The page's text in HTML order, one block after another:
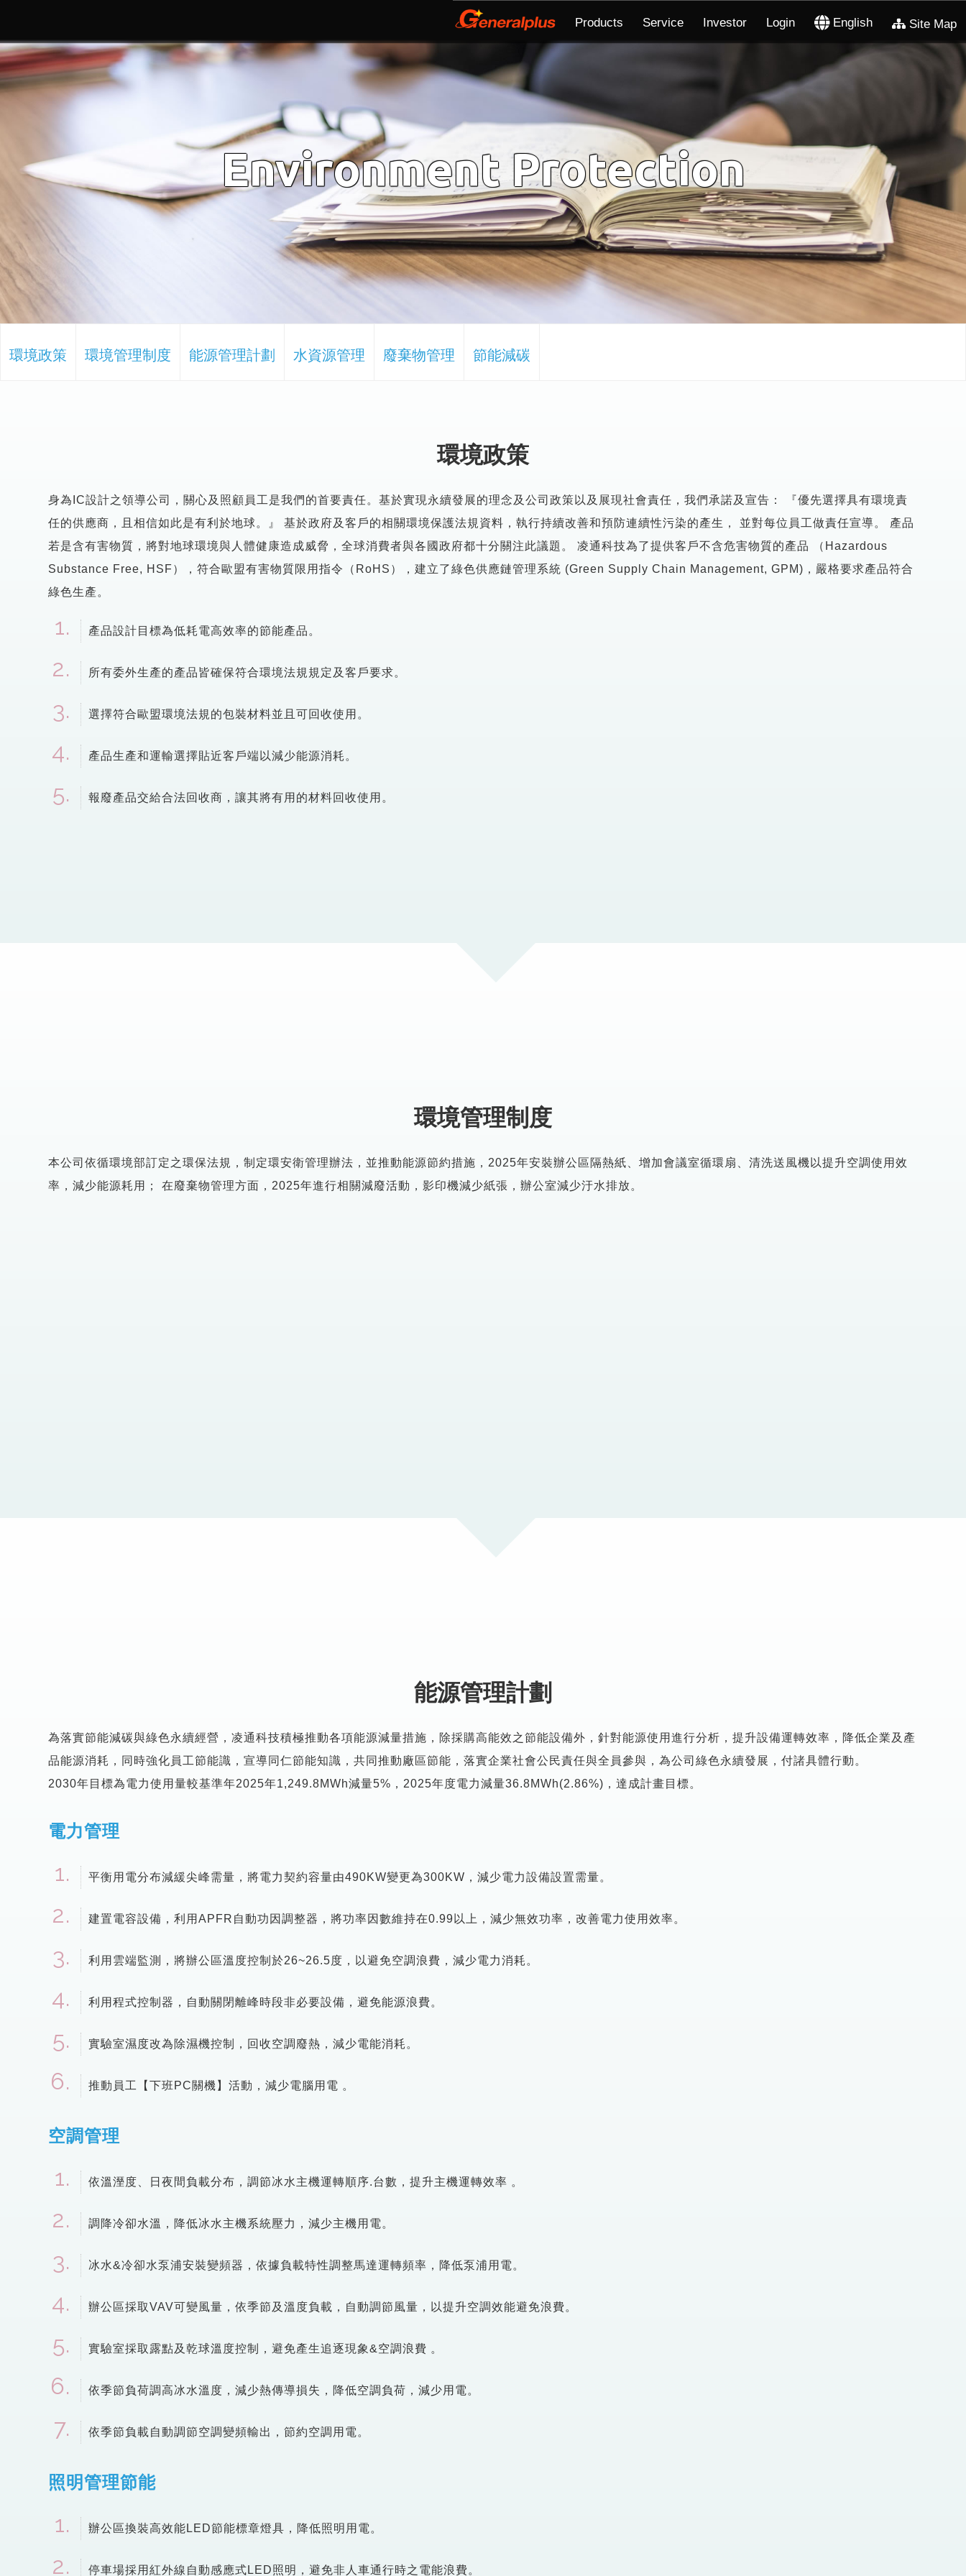
Products Service Investor Login English Site Map
Environment Protection
環境政策 環境管理制度 能源管理計劃 水資源管理 廢棄物管理 節能減碳
環境政策
身為IC設計之領導公司，關心及照顧員工是我們的首要責任。基於實現永續發展的理念及公司政策以及展現社會責任，我們承諾及宣告： 『優先選擇具有環境責
任的供應商，且相信如此是有利於地球。』 基於政府及客戶的相關環境保護法規資料，執行持續改善和預防連續性污染的產生， 並對每位員工做責任宣導。 產品
若是含有害物質，將對地球環境與人體健康造成威脅，全球消費者與各國政府都十分關注此議題。 凌通科技為了提供客戶不含危害物質的產品 （Hazardous
Substance Free, HSF），符合歐盟有害物質限用指令（RoHS），建立了綠色供應鏈管理系統 (Green Supply Chain Management, GPM)，嚴格要求產品符合
綠色生產。
產品設計目標為低耗電高效率的節能產品。
所有委外生產的產品皆確保符合環境法規規定及客戶要求。
選擇符合歐盟環境法規的包裝材料並且可回收使用。
產品生產和運輸選擇貼近客戶端以減少能源消耗。
報廢產品交給合法回收商，讓其將有用的材料回收使用。
環境管理制度
本公司依循環境部訂定之環保法規，制定環安衛管理辦法，並推動能源節約措施，2025年安裝辦公區隔熱紙、增加會議室循環扇、清洗送風機以提升空調使用效
率，減少能源耗用； 在廢棄物管理方面，2025年進行相關減廢活動，影印機減少紙張，辦公室減少汙水排放。
能源管理計劃
為落實節能減碳與綠色永續經營，凌通科技積極推動各項能源減量措施，除採購高能效之節能設備外，針對能源使用進行分析，提升設備運轉效率，降低企業及產
品能源消耗，同時強化員工節能識，宣導同仁節能知識，共同推動廠區節能，落實企業社會公民責任與全員參與，為公司綠色永續發展，付諸具體行動。
2030年目標為電力使用量較基準年2025年1,249.8MWh減量5%，2025年度電力減量36.8MWh(2.86%)，達成計畫目標。
電力管理
平衡用電分布減緩尖峰需量，將電力契約容量由490KW變更為300KW，減少電力設備設置需量。
建置電容設備，利用APFR自動功因調整器，將功率因數維持在0.99以上，減少無效功率，改善電力使用效率。
利用雲端監測，將辦公區溫度控制於26~26.5度，以避免空調浪費，減少電力消耗。
利用程式控制器，自動關閉離峰時段非必要設備，避免能源浪費。
實驗室濕度改為除濕機控制，回收空調廢熱，減少電能消耗。
推動員工【下班PC關機】活動，減少電腦用電 。
空調管理
依溫溼度、日夜間負載分布，調節冰水主機運轉順序.台數，提升主機運轉效率 。
調降冷卻水溫，降低冰水主機系統壓力，減少主機用電。
冰水&冷卻水泵浦安裝變頻器，依據負載特性調整馬達運轉頻率，降低泵浦用電。
辦公區採取VAV可變風量，依季節及溫度負載，自動調節風量，以提升空調效能避免浪費。
實驗室採取露點及乾球溫度控制，避免產生追逐現象&空調浪費 。
依季節負荷調高冰水溫度，減少熱傳導損失，降低空調負荷，減少用電。
依季節負載自動調節空調變頻輸出，節約空調用電。
照明管理節能
辦公區換裝高效能LED節能標章燈具，降低照明用電。
停車場採用紅外線自動感應式LED照明，避免非人車通行時之電能浪費。